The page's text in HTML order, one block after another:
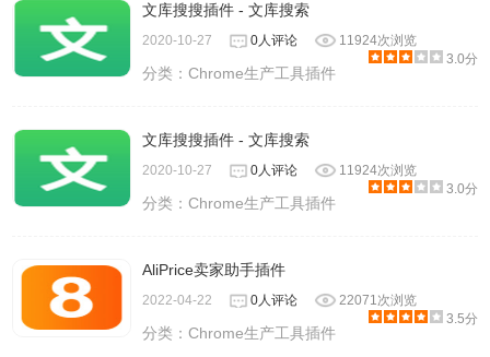
文库搜搜插件 - 文库搜索
2020-10-27 0人评论
11924次浏览
3.0分
分类：Chrome生产工具插件
文库搜搜插件 - 文库搜索
2020-10-27 0人评论
11924次浏览
3.0分
分类：Chrome生产工具插件
AliPrice卖家助手插件
2022-04-22 0人评论
22071次浏览
3.5分
分类：Chrome生产工具插件